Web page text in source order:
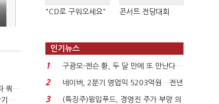
(2023년 경제방향)육아휴직 1년6개월 추진…외국인력 비자 쿼터 11만명 확대
(2023년 경제방향)노동·교육·연금 '3대 개혁' 본격화…상반기엔 근로시간 개편
"CD로 구워오세요" 콘서트 전당대회
인기뉴스
1
구광모-젠슨 황, 두 달 만에 또 만난다…
로봇·AI 등 논...
2
네이버, 2분기 영업익 5203억원…전년
비 0.2% 감소...
3
(특징주)윙입푸드, 경영진 주가 부양 의